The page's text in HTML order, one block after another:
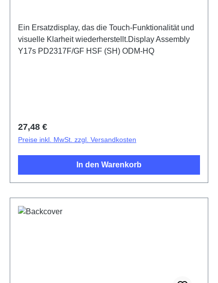
Ein Ersatzdisplay, das die Touch-Funktionalität und
visuelle Klarheit wiederherstellt.Display Assembly
Y17s PD2317F/GF HSF (SH) ODM-HQ
Regulärer Preis:
27,48 €
Preise inkl. MwSt. zzgl. Versandkosten
In den Warenkorb